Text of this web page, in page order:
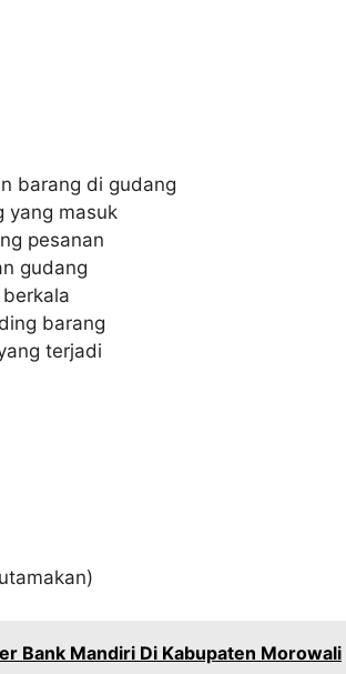
barang di gudang
yang masuk
pesanan
gudang
barang
terjadi
Bank Mandiri Di Kabupaten Morowali